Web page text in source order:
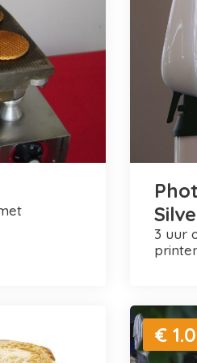
3 uur onbeperkt foto's maken en
€